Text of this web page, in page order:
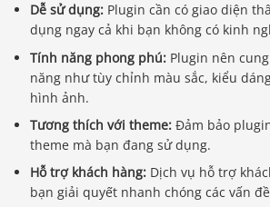
Dễ sử dụng: Plugin cần có giao diện
dụng ngay cả khi bạn không có kinh
Tính năng phong phú: Plugin nên
năng như tùy chỉnh màu sắc, kiểu
hình ảnh.
Tương thích với theme: Đảm bảo
theme mà bạn đang sử dụng.
Hỗ trợ khách hàng: Dịch vụ hỗ trợ
bạn giải quyết nhanh chóng các vấn